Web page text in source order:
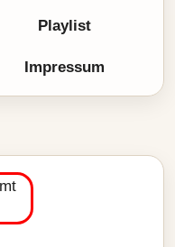
Playlist
Impressum